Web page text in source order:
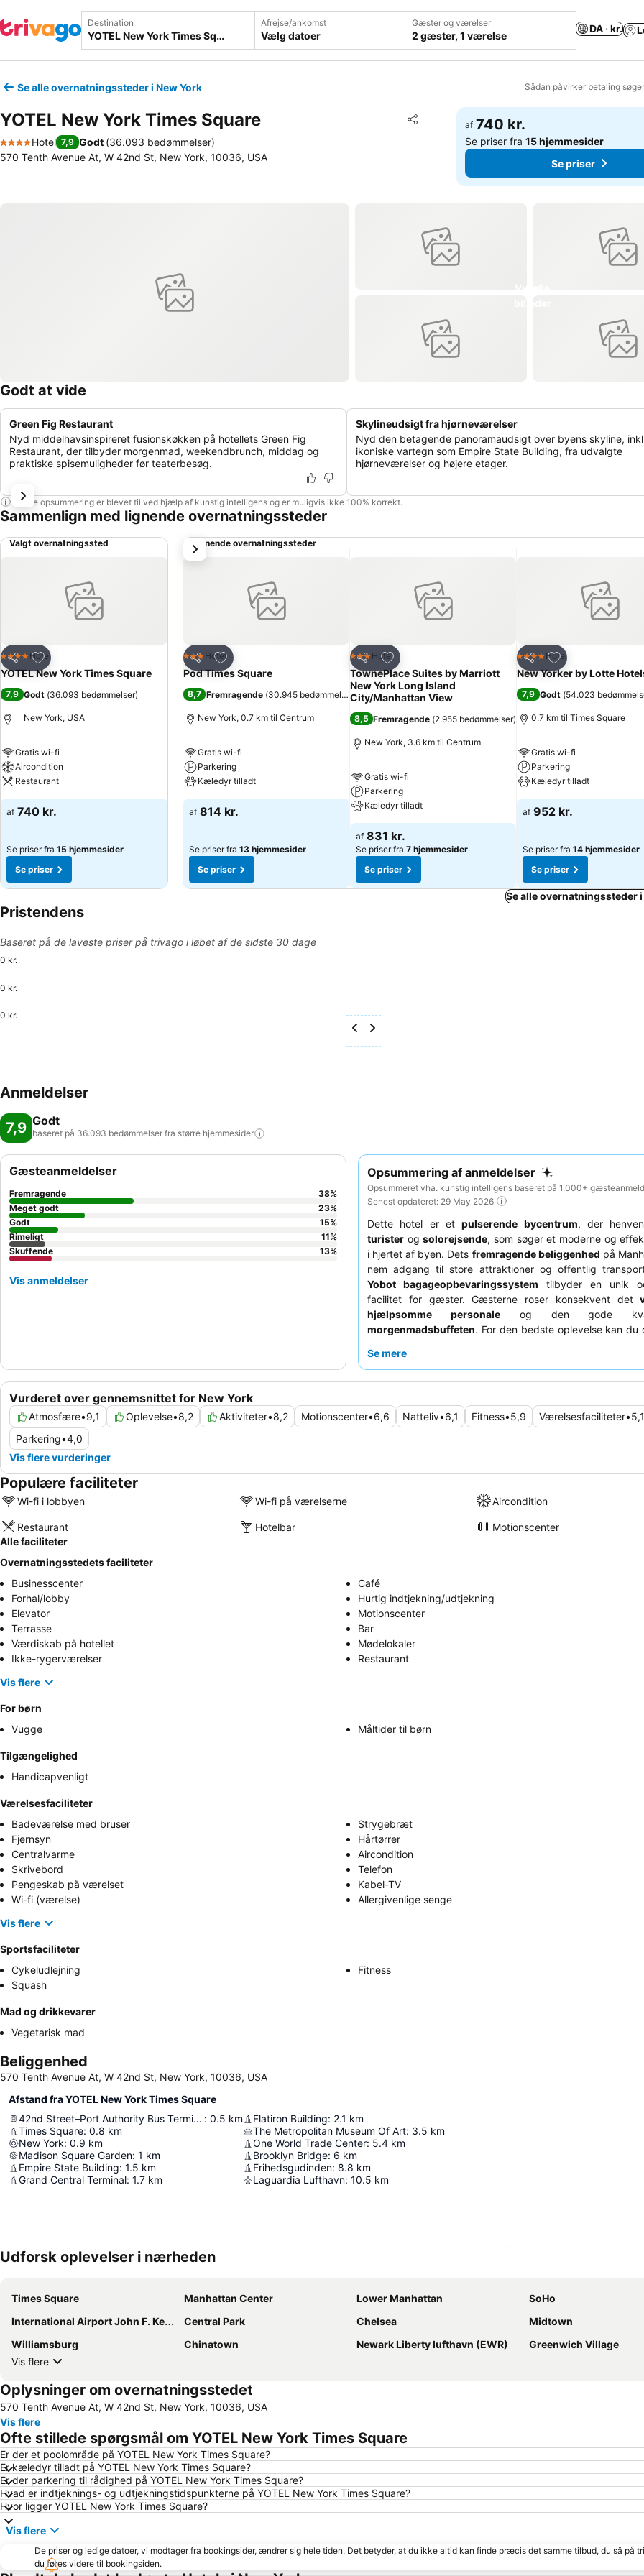
Destination Afrejse/ankomst
Vælg datoer
Gæster og værelser
2 gæster, 1 værelse
DA · kr.
Se alle overnatningssteder i New York Sådan påvirker betaling
YOTEL New York Times Square Del
Føj til favoritter
4 Stjerner
Hotel 7,9 Godt (36.093 bedømmelser)
570 Tenth Avenue At, W 42nd St, New York, 10036, USA
af 740 kr.
Se priser fra15 hjemmesider
Se priser
Godt at vide
Green Fig Restaurant
Nyd middelhavsinspireret fusionskøkken på hotellets Green Fig
Restaurant, der tilbyder morgenmad, weekendbrunch, middag og
praktiske spisemuligheder før teaterbesøg.
Skylineudsigt fra hjørneværelser
Nyd den betagende panoramaudsigt over byens skyline,
ikoniske vartegn som Empire State Building, fra udvalgte
hjørneværelser og højere etager.
Denne opsummering er blevet til ved hjælp af kunstig intelligens og er muligvis ikke 100% korrekt.
Sammenlign med lignende overnatningssteder
Valgt overnatningssted
Del
Føj til favoritter
4 StjernerHotel
YOTEL New York Times Square
7,9 Godt (36.093 bedømmelser)
New York, USA
Gratis wi-fi
Aircondition
Restaurant
af 740 kr.
Se priser fra 15 hjemmesider
Se priser
Lignende overnatningssteder
Del
Føj til favoritter
3 Stjerner
Hotel
Pod Times Square
8,7 Fremragende (30.945 bedømmelser)
New York, 0.7 km til Centrum
Gratis wi-fi
Parkering
Kæledyr tilladt
af 814 kr.
Se priser fra 13 hjemmesider
Se priser
Del
Føj til favoritter
3 Stjerner
Hotel
TownePlace Suites by Marriott
New York Long Island
City/Manhattan View
8,5 Fremragende (2.955 bedømmelser)
New York, 3.6 km til Centrum
Gratis wi-fi
Parkering
Kæledyr tilladt
af 831 kr.
Se priser fra 7 hjemmesider
Se priser
Del
Føj til favoritter
4 StjernerHotel
New Yorker by Lotte
7,9 Godt (54.023
0.7 km til Times Square
Gratis wi-fi
Parkering
Kæledyr tilladt
af 952 kr.
Se priser fra 14 hjemmesider
Se priser
næste
Se alle overnatningssteder i
Pristendens
Baseret på de laveste priser på trivago i løbet af de sidste 30 dage
0 kr.
0 kr.
0 kr.
Anmeldelser
7,9 Godt
baseret på 36.093 bedømmelser fra større hjemmesider
Opsummering af anmeldelser
Opsummeret vha. kunstig intelligens baseret på 1.000+
Senest opdateret: 29 May 2026
Dette hotel er etpulserende bycentrum, der
turister ogsolorejsende, som søger et moderne og
i hjertet af byen. Dets fremragende beliggenhed på
nem adgang til store attraktioner og offentlig
Yobot bagageopbevaringssystem tilbyder en unik
facilitet for gæster. Gæsterne roser konsekvent det
hjælpsomme personaleog den gode
morgenmadsbuffeten. For den bedste oplevelse kan du
mindre støj.
Se mere
Vurderet over gennemsnittet for New York
Atmosfære•9,1 Oplevelse•8,2 Aktiviteter•8,2 Motionscenter•6,6 Natteliv•6,1 Fitness•5,9 Værelsesfaciliteter•5,1
Parkering•4,0
Vis flere vurderinger
Gæsteanmeldelser
Fremragende 38%
Meget godt
23%
Godt
15%
Rimeligt
11%
Skuffende
13%
Vis anmeldelser
Populære faciliteter
Wi-fi i lobbyen Wi-fi på værelserne Aircondition
Restaurant Hotelbar
Motionscenter
Alle faciliteter
Overnatningsstedets faciliteter
Businesscenter
Café
Forhal/lobby
Hurtig indtjekning/udtjekning
Elevator
Motionscenter
Terrasse
Bar
Værdiskab på hotellet
Mødelokaler
Ikke-rygerværelser
Restaurant
Vis flere
For børn
Vugge
Måltider til børn
Tilgængelighed
Handicapvenligt
Værelsesfaciliteter
Badeværelse med bruser
Strygebræt
Fjernsyn
Hårtørrer
Centralvarme
Aircondition
Skrivebord
Telefon
Pengeskab på værelset
Kabel-TV
Wi-fi (værelse)
Allergivenlige senge
Vis flere
Sportsfaciliteter
Cykeludlejning
Fitness
Squash
Mad og drikkevarer
Vegetarisk mad
Beliggenhed
570 Tenth Avenue At, W 42nd St, New York, 10036, USA
Afstand fra YOTEL New York Times Square
42nd Street–Port Authority Bus Terminal : 0.5 km
Times Square: 0.8 km
New York: 0.9 km
Madison Square Garden: 1 km
Empire State Building: 1.5 km
Grand Central Terminal: 1.7 km
Flatiron Building: 2.1 km
The Metropolitan Museum Of Art: 3.5 km
One World Trade Center: 5.4 km
Brooklyn Bridge: 6 km
Frihedsgudinden: 8.8 km
Laguardia Lufthavn: 10.5 km
Udforsk oplevelser i nærheden
Times Square Manhattan Center Lower Manhattan
SoHo
International Airport John F. Kennedy
Central Park Chelsea
Midtown
Williamsburg
Chinatown Newark Liberty lufthavn (EWR)
Greenwich Village
Vis flere
Oplysninger om overnatningsstedet
570 Tenth Avenue At, W 42nd St, New York, 10036, USA
Vis flere
Ofte stillede spørgsmål om YOTEL New York Times Square
Er der et poolområde på YOTEL New York Times Square?
Er kæledyr tilladt på YOTEL New York Times Square?
Er der parkering til rådighed på YOTEL New York Times Square?
Hvad er indtjeknings- og udtjekningstidspunkterne på YOTEL New York Times Square?
Hvor ligger YOTEL New York Times Square?
Vis flere
De priser og ledige datoer, vi modtager fra bookingsider, ændrer sig hele tiden. Det betyder, at du ikke altid kan finde præcis det samme tilbud, du så på
du føres videre til bookingsiden.